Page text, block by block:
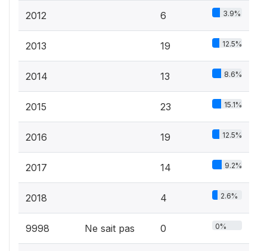
2012 6 3.9%
2013 19 12.5%
2014 13 8.6%
2015 23 15.1%
2016 19 12.5%
2017 14 9.2%
2018 4 2.6%
9998 Ne sait pas 0 0%